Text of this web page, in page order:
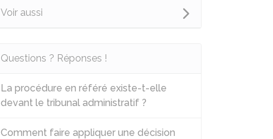
Voir aussi
Questions ? Réponses !
La procédure en référé existe-t-elle
devant le tribunal administratif ?
Comment faire appliquer une décision